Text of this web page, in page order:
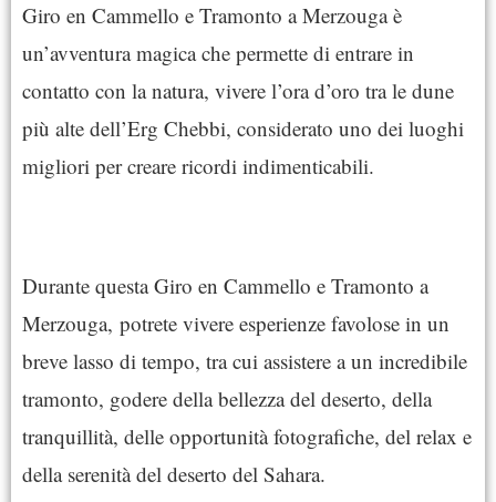
Giro en Cammello e Tramonto a Merzouga è
un’avventura magica che permette di entrare in
contatto con la natura, vivere l’ora d’oro tra le dune
più alte dell’Erg Chebbi, considerato uno dei luoghi
migliori per creare ricordi indimenticabili.
Durante questa Giro en Cammello e Tramonto a
Merzouga, potrete vivere esperienze favolose in un
breve lasso di tempo, tra cui assistere a un incredibile
tramonto, godere della bellezza del deserto, della
tranquillità, delle opportunità fotografiche, del relax e
della serenità del deserto del Sahara.